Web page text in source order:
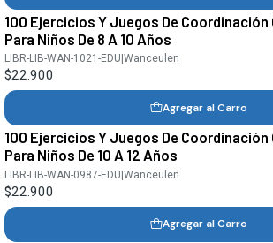
100 Ejercicios Y Juegos De
Para Niños De 8 A 10 Años
LIBR-LIB-WAN-1021-EDU |Wanceulen
$22.900
Agregar al Carro
100 Ejercicios Y Juegos De
Para Niños De 10 A 12 Años
LIBR-LIB-WAN-0987-EDU|Wanceulen
$22.900
Agregar al Carro